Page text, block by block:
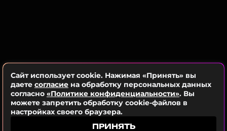
Читайте нас в Телеграме, чтобы
оставаться в курсе событий
ПОДПИСАТЬСЯ
Сайт использует cookie. Нажимая «Принять» вы
даете согласие на обработку персональных данных
согласно «Политике конфиденциальности». Вы
можете запретить обработку cookie-файлов в
настройках своего браузера.
ПРИНЯТЬ